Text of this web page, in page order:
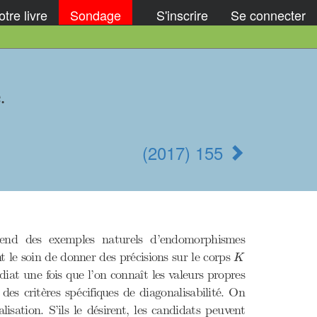
livre Sondage S'inscrire Se connecter
(2017) 155
des exemples naturels d’endomorphismes
le soin de donner des précisions sur le corpsK
K
une fois que l’on connaît les valeurs propres
critères spécifiques de diagonalisabilité. On
S’ils le désirent, les candidats peuvent